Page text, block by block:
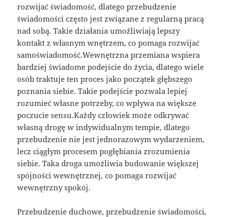
rozwijać świadomość, dlatego przebudzenie
świadomości często jest związane z regularną pracą
nad sobą. Takie działania umożliwiają lepszy
kontakt z własnym wnętrzem, co pomaga rozwijać
samoświadomość.Wewnętrzna przemiana wspiera
bardziej świadome podejście do życia, dlatego wiele
osób traktuje ten proces jako początek głębszego
poznania siebie. Takie podejście pozwala lepiej
rozumieć własne potrzeby, co wpływa na większe
poczucie sensu.Każdy człowiek może odkrywać
własną drogę w indywidualnym tempie, dlatego
przebudzenie nie jest jednorazowym wydarzeniem,
lecz ciągłym procesem pogłębiania zrozumienia
siebie. Taka droga umożliwia budowanie większej
spójności wewnętrznej, co pomaga rozwijać
wewnętrzny spokój.
Przebudzenie duchowe, przebudzenie świadomości,